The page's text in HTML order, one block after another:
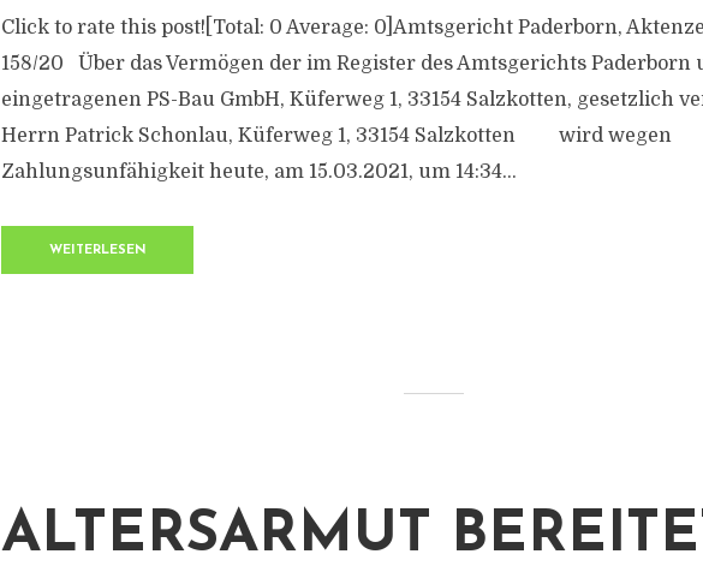
Click to rate this post![Total: 0 Average: 0]Amtsgericht Paderborn,
158/20 Über das Vermögen der im Register des Amtsgerichts Paderborn
eingetragenen PS-Bau GmbH, Küferweg 1, 33154 Salzkotten, gesetzlich
Herrn Patrick Schonlau, Küferweg 1, 33154 Salzkotten wird wegen
Zahlungsunfähigkeit heute, am 15.03.2021, um 14:34...
WEITERLESEN
ALTERSARMUT